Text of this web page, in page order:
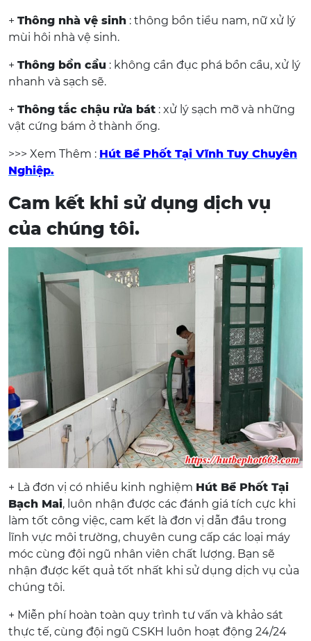
+ Thông nhà vệ sinh : thông bồn tiểu nam, nữ xử lý
mùi hôi nhà vệ sinh.
+ Thông bồn cầu : không cần đục phá bồn cầu, xử lý
nhanh và sạch sẽ.
+ Thông tắc chậu rửa bát : xử lý sạch mỡ và những
vật cứng bám ở thành ống.
>>> Xem Thêm : Hút Bể Phốt Tại Vĩnh Tuy Chuyên
Nghiệp.
Cam kết khi sử dụng dịch vụ
của chúng tôi.
+ Là đơn vị có nhiều kinh nghiệm Hút Bể Phốt Tại
Bạch Mai, luôn nhận được các đánh giá tích cực khi
làm tốt công việc, cam kết là đơn vị dẫn đầu trong
lĩnh vực môi trường, chuyên cung cấp các loại máy
móc cùng đội ngũ nhân viên chất lượng. Bạn sẽ
nhận được kết quả tốt nhất khi sử dụng dịch vụ của
chúng tôi.
+ Miễn phí hoàn toàn quy trình tư vấn và khảo sát
thực tế, cùng đội ngũ CSKH luôn hoạt động 24/24